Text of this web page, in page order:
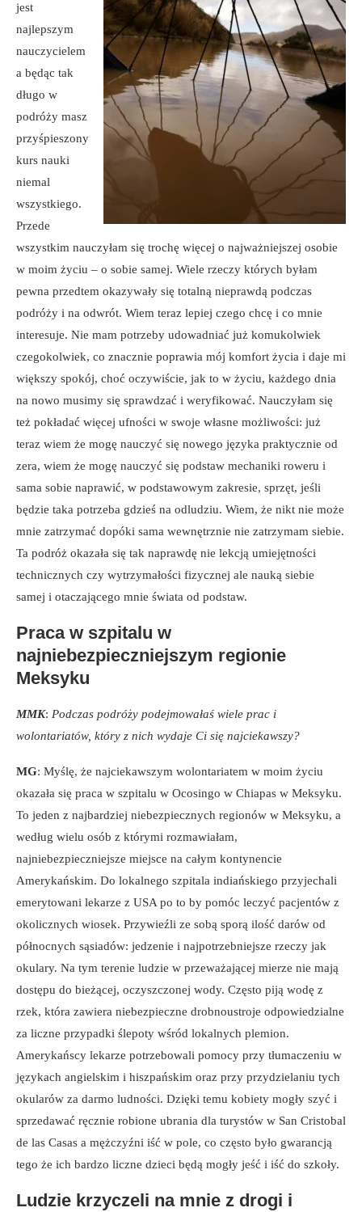
jest
najlepszym
nauczycielem
a będąc tak
długo w
podróży masz
przyśpieszony
kurs nauki
niemal
wszystkiego.
Przede
wszystkim nauczyłam się trochę więcej o najważniejszej osobie
w moim życiu – o sobie samej. Wiele rzeczy których byłam
pewna przedtem okazywały się totalną nieprawdą podczas
podróży i na odwrót. Wiem teraz lepiej czego chcę i co mnie
interesuje. Nie mam potrzeby udowadniać już komukolwiek
czegokolwiek, co znacznie poprawia mój komfort życia i daje mi
większy spokój, choć oczywiście, jak to w życiu, każdego dnia
na nowo musimy się sprawdzać i weryfikować. Nauczyłam się
też pokładać więcej ufności w swoje własne możliwości: już
teraz wiem że mogę nauczyć się nowego języka praktycznie od
zera, wiem że mogę nauczyć się podstaw mechaniki roweru i
sama sobie naprawić, w podstawowym zakresie, sprzęt, jeśli
będzie taka potrzeba gdzieś na odludziu. Wiem, że nikt nie może
mnie zatrzymać dopóki sama wewnętrznie nie zatrzymam siebie.
Ta podróż okazała się tak naprawdę nie lekcją umiejętności
technicznych czy wytrzymałości fizycznej ale nauką siebie
samej i otaczającego mnie świata od podstaw.
Praca w szpitalu w
najniebezpieczniejszym regionie
Meksyku
MMK: Podczas podróży podejmowałaś wiele prac i
wolontariatów, który z nich wydaje Ci się najciekawszy?
MG: Myślę, że najciekawszym wolontariatem w moim życiu
okazała się praca w szpitalu w Ocosingo w Chiapas w Meksyku.
To jeden z najbardziej niebezpiecznych regionów w Meksyku, a
według wielu osób z którymi rozmawiałam,
najniebezpieczniejsze miejsce na całym kontynencie
Amerykańskim. Do lokalnego szpitala indiańskiego przyjechali
emerytowani lekarze z USA po to by pomóc leczyć pacjentów z
okolicznych wiosek. Przywieźli ze sobą sporą ilość darów od
północnych sąsiadów: jedzenie i najpotrzebniejsze rzeczy jak
okulary. Na tym terenie ludzie w przeważającej mierze nie mają
dostępu do bieżącej, oczyszczonej wody. Często piją wodę z
rzek, która zawiera niebezpieczne drobnoustroje odpowiedzialne
za liczne przypadki ślepoty wśród lokalnych plemion.
Amerykańscy lekarze potrzebowali pomocy przy tłumaczeniu w
językach angielskim i hiszpańskim oraz przy przydzielaniu tych
okularów za darmo ludności. Dzięki temu kobiety mogły szyć i
sprzedawać ręcznie robione ubrania dla turystów w San Cristobal
de las Casas a mężczyźni iść w pole, co często było gwarancją
tego że ich bardzo liczne dzieci będą mogły jeść i iść do szkoły.
Ludzie krzyczeli na mnie z drogi i